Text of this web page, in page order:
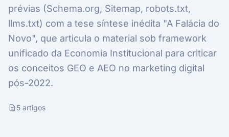
prévias (Schema.org, Sitemap, robots.txt,
llms.txt) com a tese síntese inédita "A Falácia do
Novo", que articula o material sob framework
unificado da Economia Institucional para criticar
os conceitos GEO e AEO no marketing digital
pós-2022.
5 artigos